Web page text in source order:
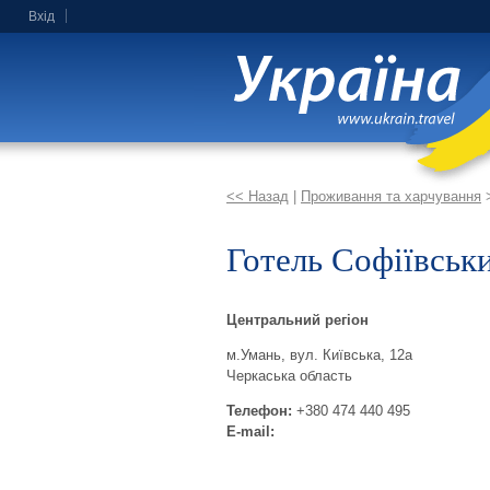
Вхід
<< Назад Проживання та харчування
Готель
Центральний регіон
м.Умань, вул. Київська, 12а
Черкаська область
Телефон: +380 474 440 495
E-mail: